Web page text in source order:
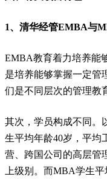
1、清华经管EMBA与
EMBA教育着力培养能
是培养能够掌握一定管
们是不同层次的管理教
其次，学员构成不同。
生平均年龄40岁，平均
营、跨国公司的高层管
上级别。而MBA学生